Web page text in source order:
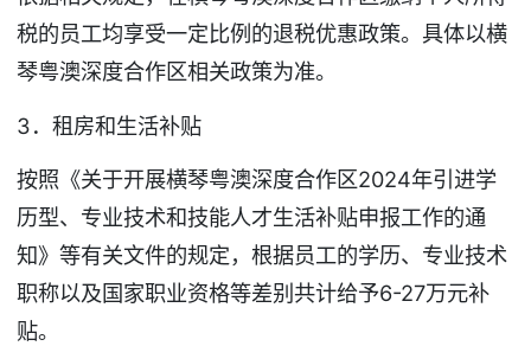
税的员工均享受一定比例的退税优惠政策。具体以横
琴粤澳深度合作区相关政策为准。
3．租房和生活补贴
按照《关于开展横琴粤澳深度合作区2024年引进学
历型、专业技术和技能人才生活补贴申报工作的通
知》等有关文件的规定，根据员工的学历、专业技术
职称以及国家职业资格等差别共计给予6-27万元补
贴。